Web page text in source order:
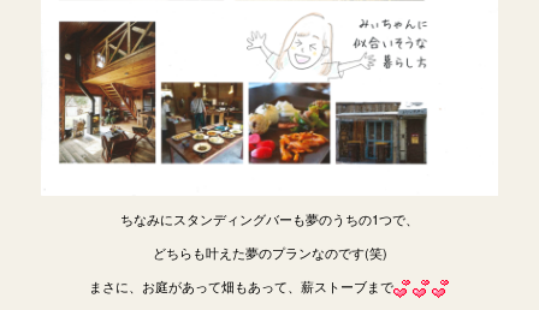
ちなみにスタンディングバーも夢のうちの1つで、
どちらも叶えた夢のプランなのです(笑)
まさに、お庭があって畑もあって、薪ストーブまで